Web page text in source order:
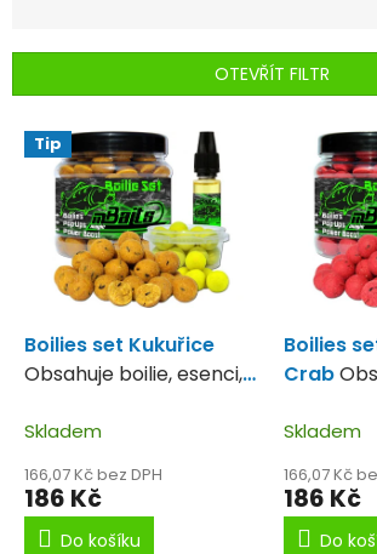
n
í OTEVŘÍT FILTR
V
d
u
Tip
Boilies set Kukuřice
Obsahuje boilie, esenci,
Skladem
166,07 Kč bez DPH
186 Kč
Do košíku
Boilies
Crab
Skladem
166,07 Kč
186 Kč
Do